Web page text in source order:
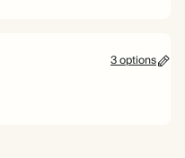
3 options